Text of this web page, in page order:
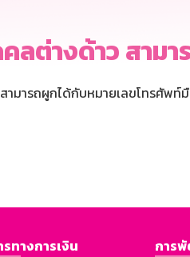
ลต่างด้าว สามา
มารถผูกได้กับหมายเลขโทรศัพท์
ทางการเงิน
การ